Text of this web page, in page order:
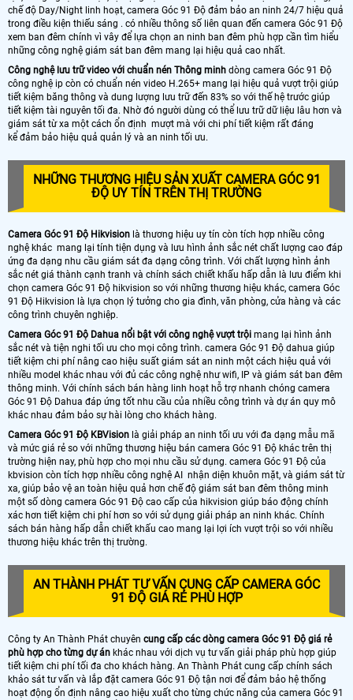
chế độ Day/Night linh hoạt, camera Góc 91 Độ đảm bảo an ninh 24/7 hiệu quả
trong điều kiện thiếu sáng . có nhiều thông số liên quan đến camera Góc 91 Độ
xem ban đêm chính vì vây để lựa chọn an ninh ban đêm phù hợp cần tìm hiểu
những công nghệ giám sát ban đêm mang lại hiệu quả cao nhất.
Công nghệ lưu trữ video với chuẩn nén Thông minh dòng camera Góc 91 Độ
công nghệ ip còn có chuẩn nén video H.265+ mang lại hiệu quả vượt trội giúp
tiết kiệm băng thông và dung lượng lưu trữ đến 83% so với thế hệ trước giúp
tiết kiệm tài nguyên tối đa. Nhờ đó người dùng có thể lưu trữ dữ liệu lâu hơn và
giám sát từ xa một cách ổn định mượt mà với chi phí tiết kiệm rất đáng
kể đảm bảo hiệu quả quản lý và an ninh tối ưu.
NHỮNG THƯƠNG HIỆU SẢN XUẤT CAMERA GÓC 91
ĐỘ UY TÍN TRÊN THỊ TRƯỜNG
Camera Góc 91 Độ Hikvision là thương hiệu uy tín còn tích hợp nhiều công
nghệ khác mang lại tính tiện dụng và lưu hình ảnh sắc nét chất lượng cao đáp
ứng đa dạng nhu cầu giám sát đa dạng công trình. Với chất lượng hình ảnh
sắc nét giá thành cạnh tranh và chính sách chiết khấu hấp dẫn là lưu điểm khi
chọn camera Góc 91 Độ hikvision so với những thương hiệu khác, camera Góc
91 Độ Hikvision là lựa chọn lý tưởng cho gia đình, văn phòng, cửa hàng và các
công trình chuyên nghiệp.
Camera Góc 91 Độ Dahua nổi bật với công nghệ vượt trội mang lại hình ảnh
sắc nét và tiện nghi tối ưu cho mọi công trình. camera Góc 91 Độ dahua giúp
tiết kiệm chi phí nâng cao hiệu suất giám sát an ninh một cách hiệu quả với
nhiều model khác nhau với đủ các công nghệ như wifi, IP và giám sát ban đêm
thông minh. Với chính sách bán hàng linh hoạt hỗ trợ nhanh chóng camera
Góc 91 Độ Dahua đáp ứng tốt nhu cầu của nhiều công trình và dự án quy mô
khác nhau đảm bảo sự hài lòng cho khách hàng.
Camera Góc 91 Độ KBVision là giải pháp an ninh tối ưu với đa dạng mẫu mã
và mức giá rẻ so với những thương hiệu bán camera Góc 91 Độ khác trên thị
trường hiện nay, phù hợp cho mọi nhu cầu sử dụng. camera Góc 91 Độ của
kbvision còn tích hợp nhiều công nghệ AI nhận diện khuôn mặt, và giám sát từ
xa, giúp bảo vệ an toàn hiệu quả hơn chế độ giám sát ban đêm thông minh
một số dòng camera Góc 91 Độ cao cấp của hikvision giúp báo động chính
xác hơn tiết kiệm chi phí hơn so với sử dụng giải pháp an ninh khác. Chính
sách bán hàng hấp dẫn chiết khấu cao mang lại lợi ích vượt trội so với nhiều
thương hiệu khác trên thị trường.
AN THÀNH PHÁT TƯ VẤN CUNG CẤP CAMERA GÓC
91 ĐỘ GIÁ RẺ PHÙ HỢP
Công ty An Thành Phát chuyên cung cấp các dòng camera Góc 91 Độ giá rẻ
phù hợp cho từng dự án khác nhau với dịch vụ tư vấn giải pháp phù hợp giúp
tiết kiệm chi phí tối đa cho khách hàng. An Thành Phát cung cấp chính sách
khảo sát tư vấn và lắp đặt camera Góc 91 Độ tận nơi để đảm bảo hệ thống
hoạt động ổn định nâng cao hiệu xuất cho từng chức năng của camera Góc 91